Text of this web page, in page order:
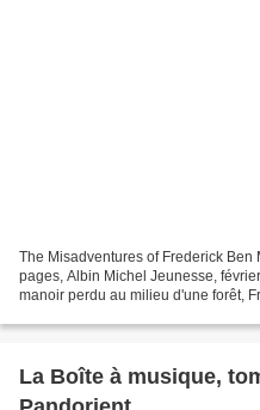
The Misadventures of Frederick
pages, Albin Michel Jeunesse,
manoir perdu au milieu d'une forêt,
La Boîte à musique,